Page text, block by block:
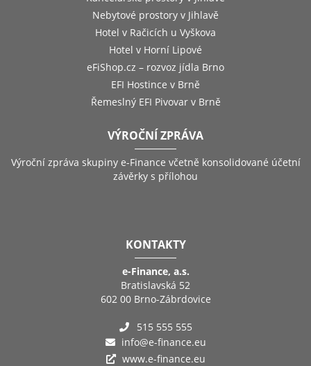
Nebytové prostory v Jihlavě
Hotel v Račicích u Vyškova
Hotel v Horní Lipové
eFiShop.cz – rozvoz jídla Brno
EFI Hostince v Brně
Řemeslný EFI Pivovar v Brně
VÝROČNÍ ZPRÁVA
Výroční zpráva skupiny e-Finance včetně konsolidované účetní
závěrky s přílohou
KONTAKTY
e-Finance, a.s.
Bratislavská 52
602 00 Brno-Zábrdovice
515 555 555
info@e-finance.eu
www.e-finance.eu